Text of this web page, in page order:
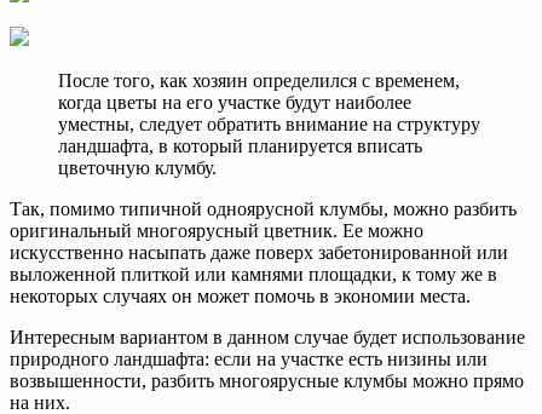
После того, как хозяин определился с временем,
когда цветы на его участке будут наиболее
уместны, следует обратить внимание на структуру
ландшафта, в который планируется вписать
цветочную клумбу.
Так, помимо типичной одноярусной клумбы, можно разбить
оригинальный многоярусный цветник. Ее можно
искусственно насыпать даже поверх забетонированной или
выложенной плиткой или камнями площадки, к тому же в
некоторых случаях он может помочь в экономии места.
Интересным вариантом в данном случае будет использование
природного ландшафта: если на участке есть низины или
возвышенности, разбить многоярусные клумбы можно прямо
на них.